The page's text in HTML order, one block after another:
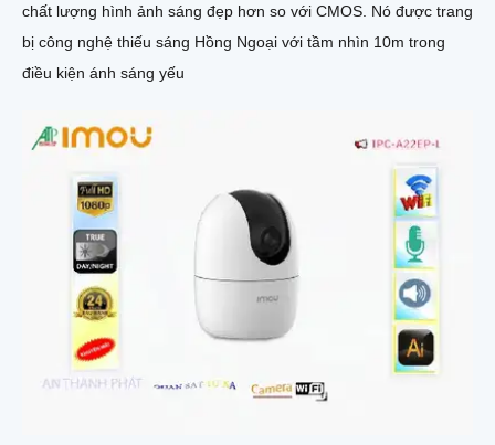
chất lượng hình ảnh sáng đẹp hơn so với CMOS. Nó được trang
bị công nghệ thiếu sáng Hồng Ngoại với tầm nhìn 10m trong
điều kiện ánh sáng yếu